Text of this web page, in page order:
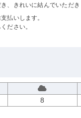
、きれいに結んでいただ
払いします。
ださい。
8